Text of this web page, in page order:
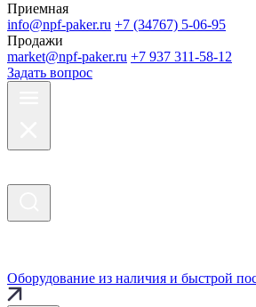
Приемная
info@npf-paker.ru +7 (34767) 5-06-95
Продажи
market@npf-paker.ru +7 937 311-58-12
Задать вопрос
Оборудование из наличия и быстрой